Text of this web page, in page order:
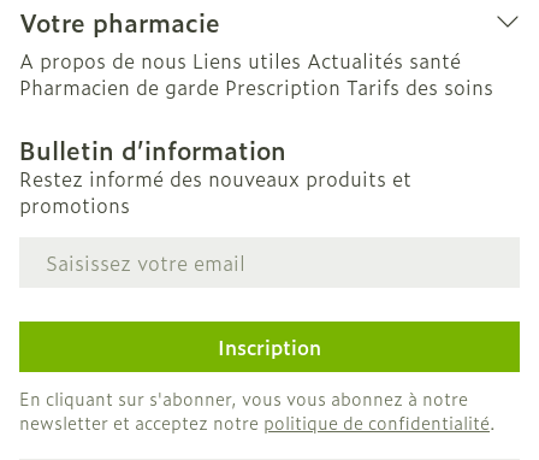
Votre pharmacie
A propos de nous Liens utiles Actualités santé
Pharmacien de garde Prescription Tarifs des soins
Bulletin d’information
Restez informé des nouveaux produits et
promotions
Adresse mail
Inscription
En cliquant sur s'abonner, vous vous abonnez à notre
newsletter et acceptez notre politique de confidentialité.